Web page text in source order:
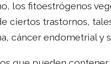
los fitoestrógenos
ciertos trastornos,
cáncer endometrial y